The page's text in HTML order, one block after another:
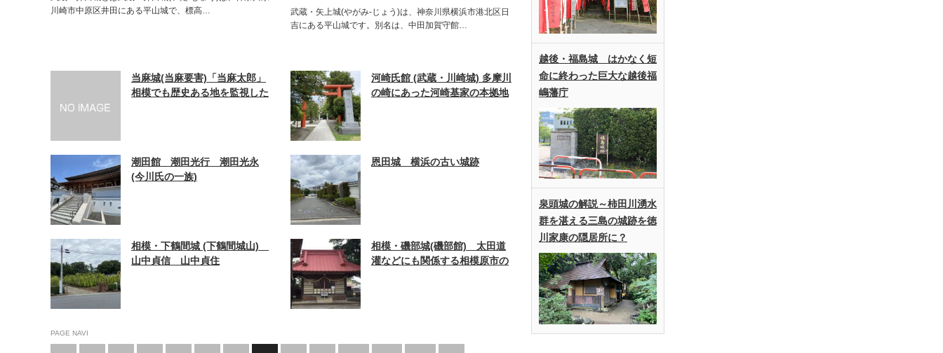
川崎市中原区井田にある平山城で、標高…
武蔵・矢上城(やがみ-じょう)は、神奈川県横浜市港北区日
吉にある平山城です。別名は、中田加賀守館…
当麻城(当麻要害)「当麻太郎」
相模でも歴史ある地を監視した
河崎氏館 (武蔵・川崎城) 多摩川
の崎にあった河崎基家の本拠地
潮田館 潮田光行 潮田光永
(今川氏の一族)
恩田城 横浜の古い城跡
相模・下鶴間城 (下鶴間城山)
山中貞信 山中貞住
相模・磯部城(磯部館) 太田道
灌などにも関係する相模原市の
PAGE NAVI
越後・福島城 はかなく短
命に終わった巨大な越後福
嶋藩庁
泉頭城の解説～柿田川湧水
群を湛える三島の城跡を徳
川家康の隠居所に？